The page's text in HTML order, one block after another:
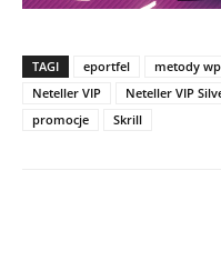
TAGI eportfel metody
Neteller VIP
Neteller VIP
promocje
Skrill